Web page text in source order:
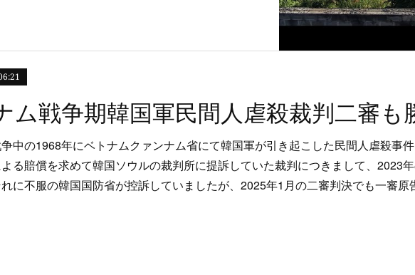
ム戦争期韓国軍民間人虐殺裁判二審も
中の1968年にベトナムクァンナム省にて韓国軍が引き起こした民間人虐殺事
る賠償を求めて韓国ソウルの裁判所に提訴していた裁判につきまして、2023
に不服の韓国国防省が控訴していましたが、2025年1月の二審判決でも一審